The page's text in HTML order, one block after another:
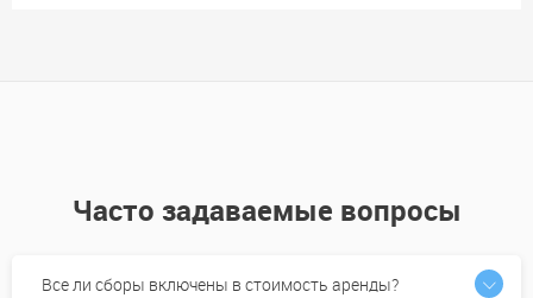
Часто задаваемые вопросы
Все ли сборы включены в стоимость аренды?